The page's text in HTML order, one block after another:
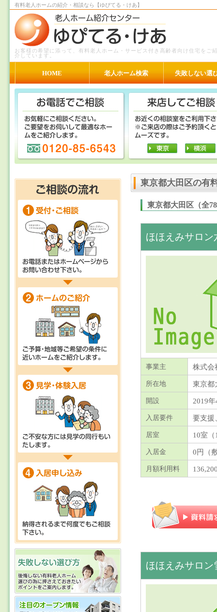
有料老人ホームの紹介・相談なら【ゆぴてる・けあ】
お客様の希望に添って、有料老人ホーム・サービス付き高齢者向け住宅をご
介しています。
HOME 老人ホーム検索 失敗しない選
東京都大田区の有
東京都大田区
ほほえみサロン
事業主 株式会
所在地 東京都
開設 2019
入居要件 要支援
居室 10室
入居金 0円（
月額利用料
ほほえみサロン